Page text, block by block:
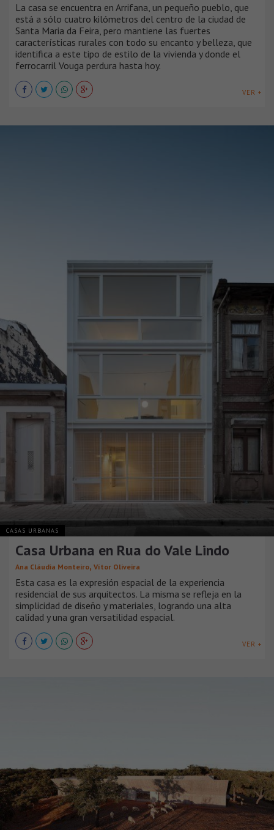
La casa se encuentra en Arrifana, un pequeño pueblo, que
está a sólo cuatro kilómetros del centro de la ciudad de
Santa Maria da Feira, pero mantiene las fuertes
características rurales con todo su encanto y belleza, que
identifica a este tipo de estilo de la vivienda y donde el
ferrocarril Vouga perdura hasta hoy.
VER +
CASAS URBANAS
Casa Urbana en Rua do Vale Lindo
Ana Cláudia Monteiro, Vítor Oliveira
Esta casa es la expresión espacial de la experiencia
residencial de sus arquitectos. La misma se refleja en la
simplicidad de diseño y materiales, logrando una alta
calidad y una gran versatilidad espacial.
VER +